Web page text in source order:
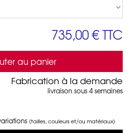
735,00 €TTC
au panier
Fabrication à la demande
livraison sous 4 semaines
(tailles, couleurs et/ou matériaux)